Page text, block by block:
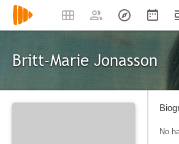
Britt-Marie Jonasson
No